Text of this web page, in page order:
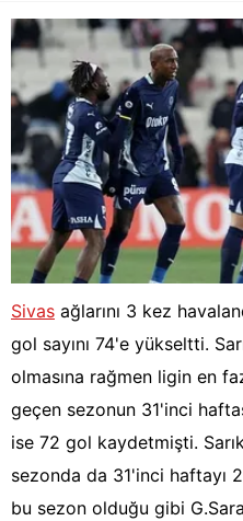
Sivas ağlarını 3 kez
gol sayını 74'e yükseltti.
olmasına rağmen ligin en
geçen sezonun 31'inci
ise 72 gol kaydetmişti.
sezonda da 31'inci haftayı
bu sezon olduğu gibi